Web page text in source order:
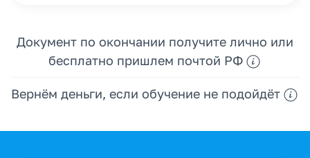
Документ по окончании получите лично или
бесплатно пришлем почтой РФ
Вернём деньги, если обучение не подойдёт